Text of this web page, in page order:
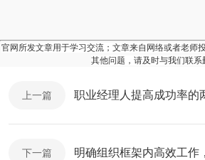
官网所发文章用于学习交流；文章来自网络或者老师
其他问题，请及时与我们联系
上一篇 职业经理人提高成功率的
下一篇